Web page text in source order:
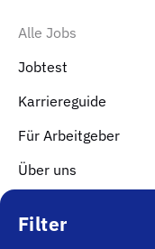
Filter
Alle Jobs
Jobtest
Karriereguide
Für Arbeitgeber
Über uns
Top Kategorien